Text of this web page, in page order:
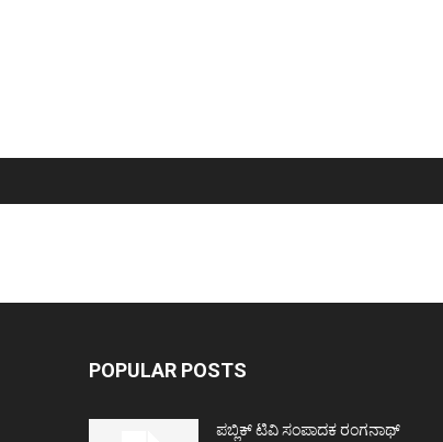
POPULAR POSTS
ಪಬ್ಲಿಕ್ ಟಿವಿ ಸಂಪಾದಕ ರಂಗನಾಥ್